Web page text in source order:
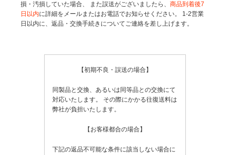
損・汚損していた場合、
また誤送がございましたら、商品到着後7
日以内に詳細をメールまたはお電話でお知らせください。
1-2営業
日以内に、返品・交換手続きについてご連絡を差し上げます。
【初期不良・誤送の場合】
同製品と交換、あるいは同等品との交換にて
対応いたします。
その際にかかる往復送料は
弊社が負担いたします。
【お客様都合の場合】
下記の返品不可能な条件に該当しない場合に